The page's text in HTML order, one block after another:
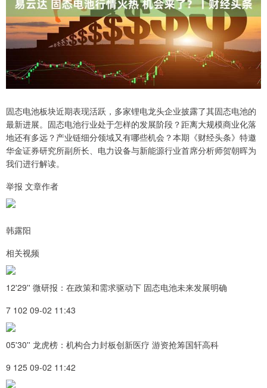
固态电池板块近期表现活跃，多家锂电龙头企业披露了其固态电池的
最新进展。固态电池行业处于怎样的发展阶段？距离大规模商业化落
地还有多远？产业链细分领域又有哪些机会？本期《财经头条》特邀
华金证券研究所副所长、电力设备与新能源行业首席分析师贺朝晖为
我们进行解读。
举报 文章作者
韩露阳
相关视频
12'29'' 微研报：在政策和需求驱动下 固态电池未来发展明确
7 102 09-02 11:43
05'30'' 龙虎榜：机构合力封板创新医疗 游资抢筹国轩高科
9 125 09-02 11:42